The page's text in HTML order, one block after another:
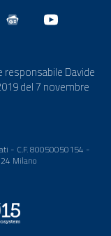
Davide
del 7 novembre
- C.F. 80050050154 -
Milano